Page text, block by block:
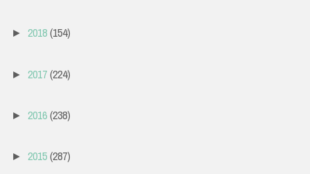
► 2018(154)
► 2017(224)
► 2016(238)
► 2015(287)